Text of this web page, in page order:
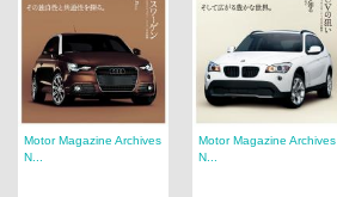
Motor Magazine Archives
N...
Motor Magazine Archives
N...